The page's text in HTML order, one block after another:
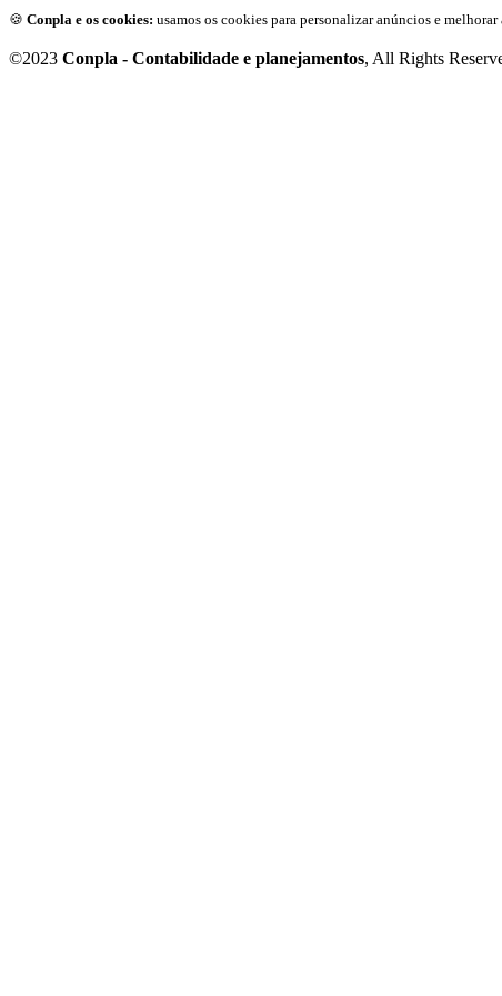
🍪 Conpla e os cookies: usamos os cookies para personalizar anúncios e
©2023 Conpla - Contabilidade e planejamentos, All Rights